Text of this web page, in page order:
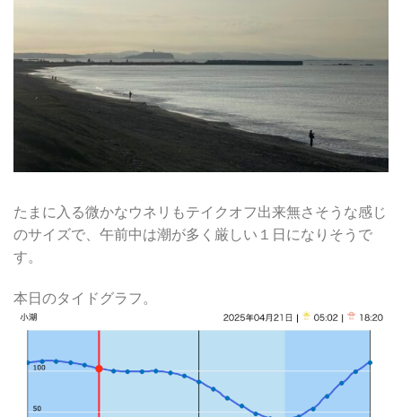
たまに入る微かなウネリもテイクオフ出来無さそうな感じ
のサイズで、午前中は潮が多く厳しい１日になりそうで
す。
本日のタイドグラフ。